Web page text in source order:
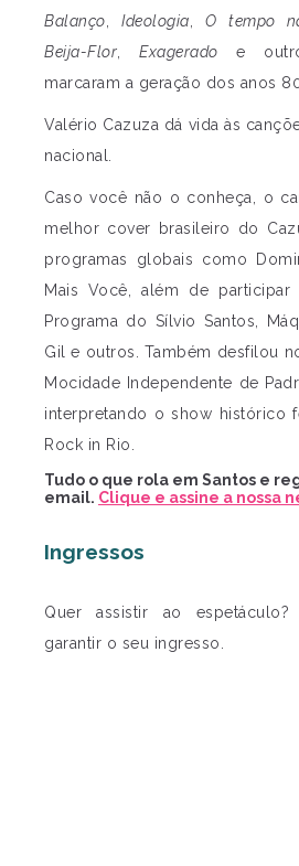
Balanço ,Ideologia ,O tempo
Beija-Flor
Exagerado e
marcaram a geração dos anos
Valério Cazuza dá vida às
nacional.
Caso você não o conheça, o
melhor cover brasileiro do
programas globais como
Mais Você, além de
Programa do Sílvio Santos,
Gil e outros. Também desfilou
Mocidade Independente de
interpretando o show histórico
Rock in Rio.
Tudo o que rola em Santos e
email. Clique e assine a nossa
Ingressos
Quer assistir ao
garantir o seu ingresso.